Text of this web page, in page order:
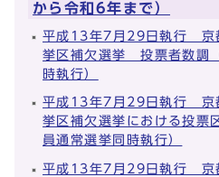
から令和6年まで）
平成13年7月29日執行 京
挙区補欠選挙 投票者数調
時執行）
平成13年7月29日執行 京
挙区補欠選挙における投票
員通常選挙同時執行）
平成13年7月29日執行 京